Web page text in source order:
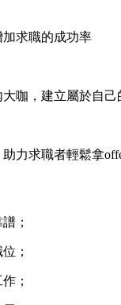
求職的成功率
咖，建立屬於自己
力求職者輕鬆拿
；
；
；